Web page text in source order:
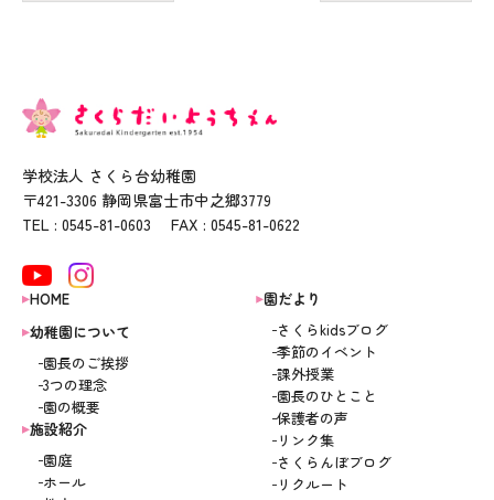
学校法人 さくら台幼稚園
〒421-3306 静岡県富士市中之郷3779
TEL : 0545-81-0603 FAX : 0545-81-0622
HOME
幼稚園について
園長のご挨拶
3つの理念
園の概要
施設紹介
園庭
ホール
園だより
さくらkidsブログ
季節のイベント
課外授業
園長のひとこと
保護者の声
リンク集
さくらんぼブログ
リクルート